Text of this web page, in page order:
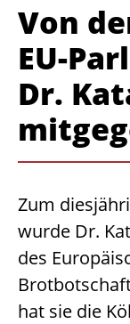
Von
EU-
Dr.
Zum
wurde Dr.
des
hat sie die